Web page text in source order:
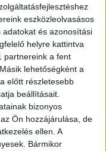
eszközleolvasásos
és azonosítási
helyre kattintva
partnereink a fent
lehetőségként a
előtt részletesebb
beállításait.
bizonyos
Ön hozzájárulása, de
ellen. A
Bármikor
másról szól, mint
médiával
volt, baromira
már kevésbé…
több kellett. És